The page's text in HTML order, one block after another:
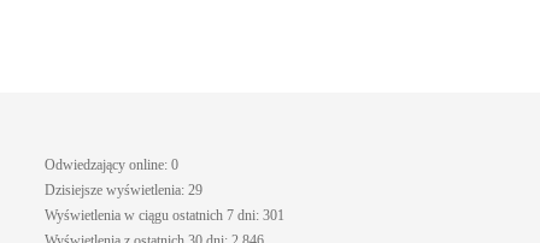
Odwiedzający online:0
Dzisiejsze wyświetlenia:29
Wyświetlenia w ciągu ostatnich 7 dni:301